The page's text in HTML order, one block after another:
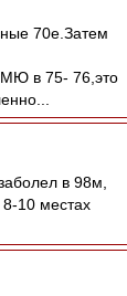
70е.Затем
МЮ в 75- 76,это
в 98м,
10 местах